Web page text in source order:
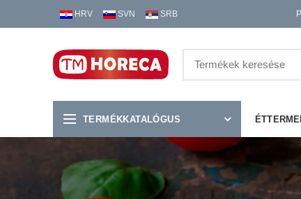
HRV SVN SRB
TERMÉKKATALÓGUS